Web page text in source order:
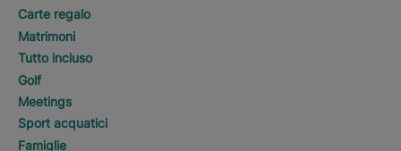
Carte regalo
Matrimoni
Tutto incluso
Golf
Meetings
Sport acquatici
Famiglie